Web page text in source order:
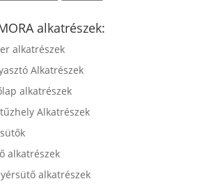
alkatrészek:
alkatrészek
Alkatrészek
alkatrészek
Alkatrészek
alkatrészek
alkatrészek